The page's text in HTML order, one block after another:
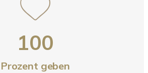
100
Prozent geben